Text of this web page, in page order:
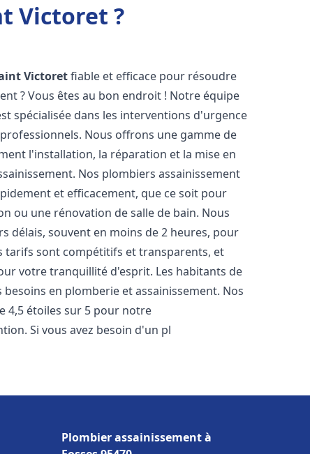
Victoret ?
Victoretfiable et efficace pour résoudre
? Vous êtes au bon endroit ! Notre équipe
spécialisée dans les interventions d'urgence
Nous offrons une gamme de
l'installation, la réparation et la mise en
Nos plombiers assainissement
et efficacement, que ce soit pour
ou une rénovation de salle de bain. Nous
délais, souvent en moins de 2 heures, pour
tarifs sont compétitifs et transparents, et
votre tranquillité d'esprit. Les habitants de
en plomberie et assainissement. Nos
4,5 étoiles sur 5 pour notre
Si vous avez besoin d'un pl
Plombier assainissement à